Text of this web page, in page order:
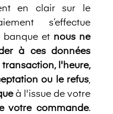
en clair sur le
s’effectue
banque et nous ne
à ces données
transaction, l'heure,
ou le refus,
à l'issue de votre
votre commande.